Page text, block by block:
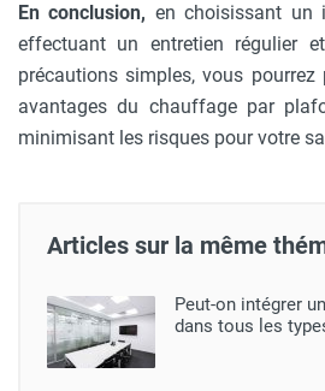
En conclusion, en choisissant un
effectuant un entretien régulier
précautions simples, vous pourrez
avantages du chauffage par
minimisant les risques pour votre
Articles sur la même
Peut-on intégrer
dans tous les